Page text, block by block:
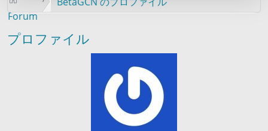
Forum
プロファイル